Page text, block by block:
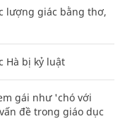
lượng giác bằng thơ,
Hà bị kỷ luật
gái như 'chó với
đề trong giáo dục